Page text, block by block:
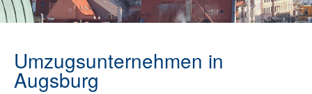
Umzugsunternehmen in
Augsburg